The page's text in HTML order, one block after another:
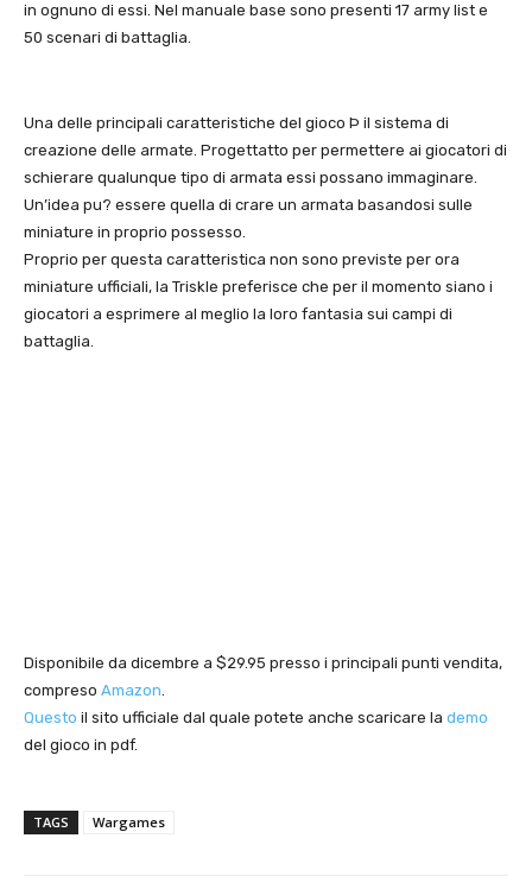
in ognuno di essi. Nel manuale base sono presenti 17 army list e
50 scenari di battaglia.
Una delle principali caratteristiche del gioco Þ il sistema di
creazione delle armate. Progettatto per permettere ai giocatori di
schierare qualunque tipo di armata essi possano immaginare.
Un’idea pu? essere quella di crare un armata basandosi sulle
miniature in proprio possesso.
Proprio per questa caratteristica non sono previste per ora
miniature ufficiali, la Triskle preferisce che per il momento siano i
giocatori a esprimere al meglio la loro fantasia sui campi di
battaglia.
Disponibile da dicembre a $29.95 presso i principali punti vendita,
compreso Amazon.
Questo il sito ufficiale dal quale potete anche scaricare la demo
del gioco in pdf.
TAGS Wargames